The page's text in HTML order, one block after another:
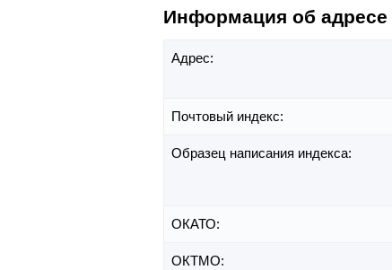
Информация об адресе
Адрес:
Почтовый индекс:
Образец написания индекса:
ОКАТО:
ОКТМО: